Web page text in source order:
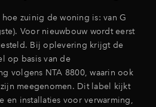
zuinig de woning is: van G
Voor nieuwbouw wordt eerst
Bij oplevering krijgt de
op basis van de
volgens NTA 8800, waarin ook
meegenomen. Dit label kijkt
en installaties voor verwarming,